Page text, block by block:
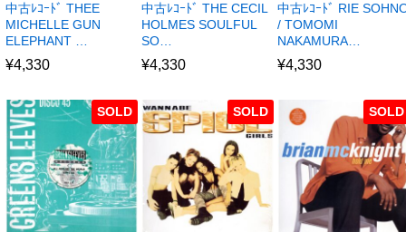
中古ﾚｺｰﾄﾞ THEE
MICHELLE GUN
ELEPHANT …
¥4,330
中古ﾚｺｰﾄﾞ THE CECIL
HOLMES SOULFUL
SO…
¥4,330
中古ﾚｺｰﾄﾞ RIE
/ TOMOMI
NAKAMURA…
¥4,330
SOLD SOLD SOLD